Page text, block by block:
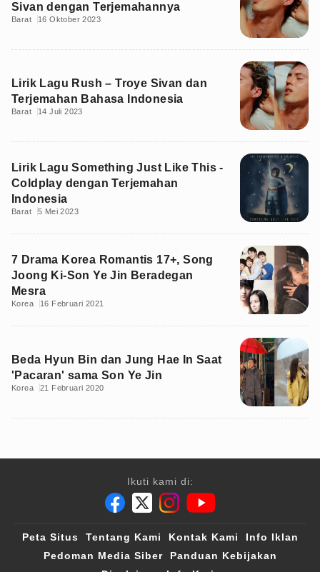
Sivan dengan Terjemahannya
Barat 16 Oktober 2023
Lirik Lagu Rush – Troye Sivan dan
Terjemahan Bahasa Indonesia
Barat 14 Juli 2023
Lirik Lagu Something Just Like This -
Coldplay dengan Terjemahan
Indonesia
Barat 5 Mei 2023
7 Drama Korea Romantis 17+, Song
Joong Ki-Son Ye Jin Beradegan
Mesra
Korea 16 Februari 2021
Beda Hyun Bin dan Jung Hae In Saat
'Pacaran' sama Son Ye Jin
Korea 21 Februari 2020
Ikuti kami di:
Peta Situs Tentang Kami Kontak Kami
Info Iklan
Pedoman Media Siber
Panduan Kebijakan